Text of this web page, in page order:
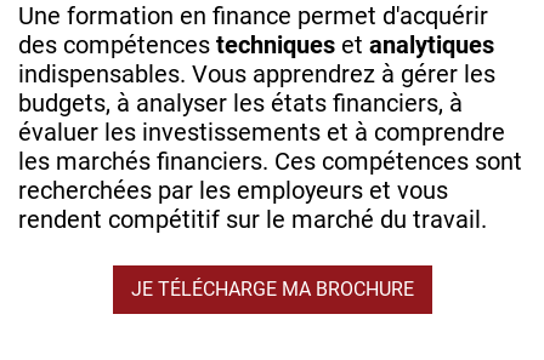
Une formation en finance permet d'acquérir
des compétences techniques et analytiques
indispensables. Vous apprendrez à gérer les
budgets, à analyser les états financiers, à
évaluer les investissements et à comprendre
les marchés financiers. Ces compétences sont
recherchées par les employeurs et vous
rendent compétitif sur le marché du travail.
JE TÉLÉCHARGE MA BROCHURE